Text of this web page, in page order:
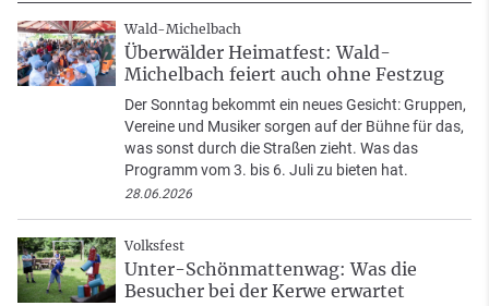
Wald-Michelbach
Überwälder Heimatfest: Wald-
Michelbach feiert auch ohne Festzug
Der Sonntag bekommt ein neues Gesicht: Gruppen,
Vereine und Musiker sorgen auf der Bühne für das,
was sonst durch die Straßen zieht. Was das
Programm vom 3. bis 6. Juli zu bieten hat.
28.06.2026
Volksfest
Unter-Schönmattenwag: Was die
Besucher bei der Kerwe erwartet